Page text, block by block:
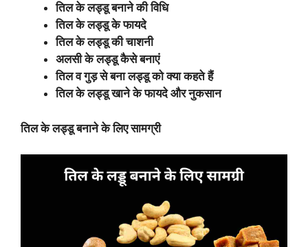
तिल के लड्डू बनाने की विधि
तिल के लड्डू के फायदे
तिल के लड्डू की चाशनी
अलसी के लड्डू कैसे बनाएं
तिल व गुड़ से बना लड्डू को क्या कहते हैं
तिल के लड्डू खाने के फायदे और नुकसान
तिल के लड्डू बनाने के लिए सामग्री